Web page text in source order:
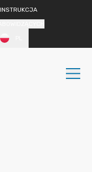
INSTRUKCJA